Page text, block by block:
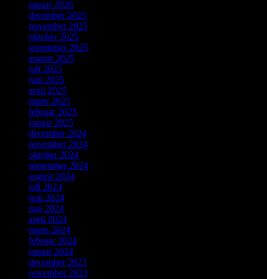
januar 2026
december 2025
november 2025
oktober 2025
september 2025
august 2025
juli 2025
juni 2025
april 2025
marts 2025
februar 2025
januar 2025
december 2024
november 2024
oktober 2024
september 2024
august 2024
juli 2024
juni 2024
maj 2024
april 2024
marts 2024
februar 2024
januar 2024
december 2023
november 2023